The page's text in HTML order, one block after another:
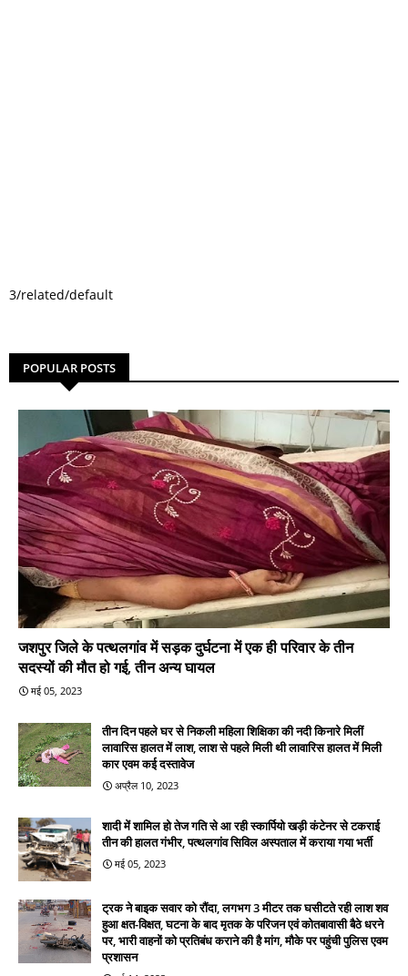
3/related/default
POPULAR POSTS
जशपुर जिले के पत्थलगांव में सड़क दुर्घटना में एक ही परिवार के तीन
सदस्यों की मौत हो गई, तीन अन्य घायल
मई 05, 2023
तीन दिन पहले घर से निकली महिला शिक्षिका की नदी किनारे मिलीं
लावारिस हालत में लाश, लाश से पहले मिली थी लावारिस हालत में मिली
कार एवम कई दस्तावेज
अप्रैल 10, 2023
शादी में शामिल हो तेज गति से आ रही स्कार्पियो खड़ी कंटेनर से टकराई
तीन की हालत गंभीर, पत्थलगांव सिविल अस्पताल में कराया गया भर्ती
मई 05, 2023
ट्रक ने बाइक सवार को रौंदा, लगभग 3 मीटर तक घसीटते रही लाश शव
हुआ क्षत-विक्षत, घटना के बाद मृतक के परिजन एवं कोतबावासी बैठे धरने
पर, भारी वाहनों को प्रतिबंध कराने की है मांग, मौके पर पहुंची पुलिस एवम
प्रशासन